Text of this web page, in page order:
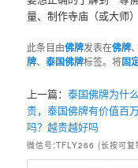
量、制作寺庙（或大师
此条目由佛牌发表在佛牌
牌、泰国佛牌标签。将固
上一篇：泰国佛牌为什
贵，泰国佛牌有价值百
吗？越贵越好吗
微信号:TFLY266 (长按可复